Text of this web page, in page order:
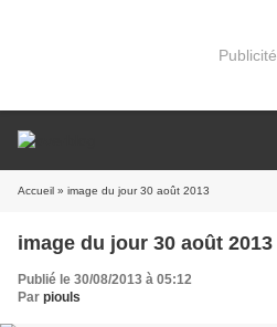
Publicité
Accueil » image du jour 30 août 2013
image du jour 30 août 2013
Publié le 30/08/2013 à 05:12
Par piouls